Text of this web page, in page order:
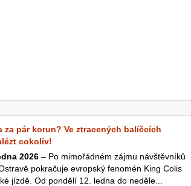
za pár korun? Ve ztracených balíčcích
cokoliv!
2026 – Po mimořádném zájmu návštěvníků
pokračuje evropský fenomén King Colis
jízdě. Od pondělí 12. ledna do neděle...